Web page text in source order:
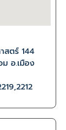
สตร์ 144
อ.เมือง